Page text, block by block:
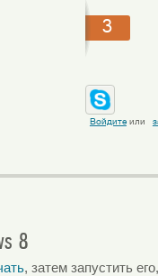
3
Войдитеили
8
, затем запустить